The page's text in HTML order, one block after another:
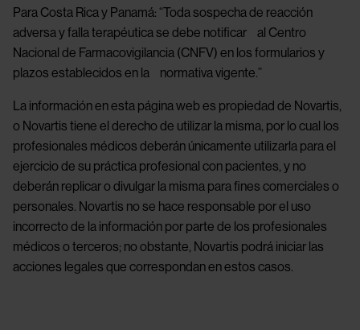
Para Costa Rica y Panamá: “Toda sospecha de reacción
adversa y falla terapéutica se debe notificar al Centro
Nacional de Farmacovigilancia (CNFV) en los formularios y
plazos establecidos en la normativa vigente.”
La información en esta página web es propiedad de Novartis,
o Novartis tiene el derecho de utilizar la misma, por lo cual los
profesionales médicos deberán únicamente utilizarla para el
ejercicio de su práctica profesional con pacientes, y no
deberán replicar o divulgar la misma para fines comerciales o
personales. Novartis no se hace responsable por el uso
incorrecto de la información por parte de los profesionales
médicos o terceros; no obstante, Novartis podrá iniciar las
acciones legales que correspondan en estos casos.